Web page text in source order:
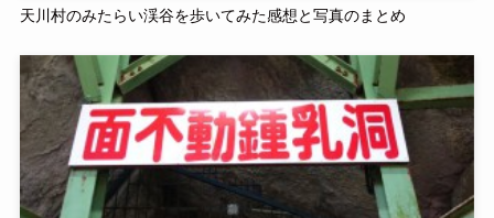
天川村のみたらい渓谷を歩いてみた感想と写真のまとめ